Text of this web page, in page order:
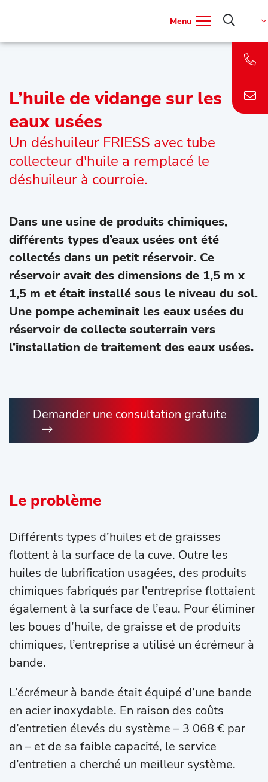
Menu
L’huile de vidange sur les
eaux usées
Un déshuileur FRIESS avec tube
collecteur d'huile a remplacé le
déshuileur à courroie.
Dans une usine de produits chimiques,
différents types d’eaux usées ont été
collectés dans un petit réservoir. Ce
réservoir avait des dimensions de 1,5 m x
1,5 m et était installé sous le niveau du sol.
Une pompe acheminait les eaux usées du
réservoir de collecte souterrain vers
l’installation de traitement des eaux usées.
Demander une consultation gratuite
Le problème
Différents types d’huiles et de graisses
flottent à la surface de la cuve. Outre les
huiles de lubrification usagées, des produits
chimiques fabriqués par l’entreprise flottaient
également à la surface de l’eau. Pour éliminer
les boues d’huile, de graisse et de produits
chimiques, l’entreprise a utilisé un écrémeur à
bande.
L’écrémeur à bande était équipé d’une bande
en acier inoxydable. En raison des coûts
d’entretien élevés du système – 3 068 € par
an – et de sa faible capacité, le service
d’entretien a cherché un meilleur système.